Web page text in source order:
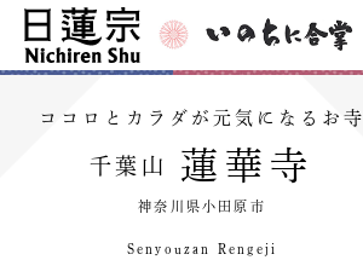
ココロとカラダが元気になるお寺
千葉山 蓮華寺
神奈川県小田原市
Senyouzan Rengeji